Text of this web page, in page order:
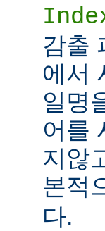
감출
에서
일명
어를
지않
본적
다.